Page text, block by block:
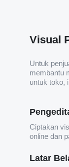
Visual
Untuk
membantu
untuk toko,
Ciptakan
online dan
Latar